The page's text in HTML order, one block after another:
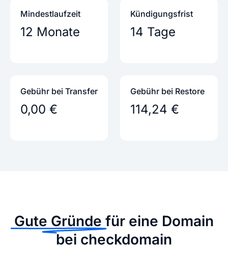
Mindestlaufzeit
12 Monate
Kündigungs­frist
14 Tage
Gebühr bei Transfer
0,00 €
Gebühr bei Restore
114,24 €
Gute Gründe für eine Domain
bei checkdomain